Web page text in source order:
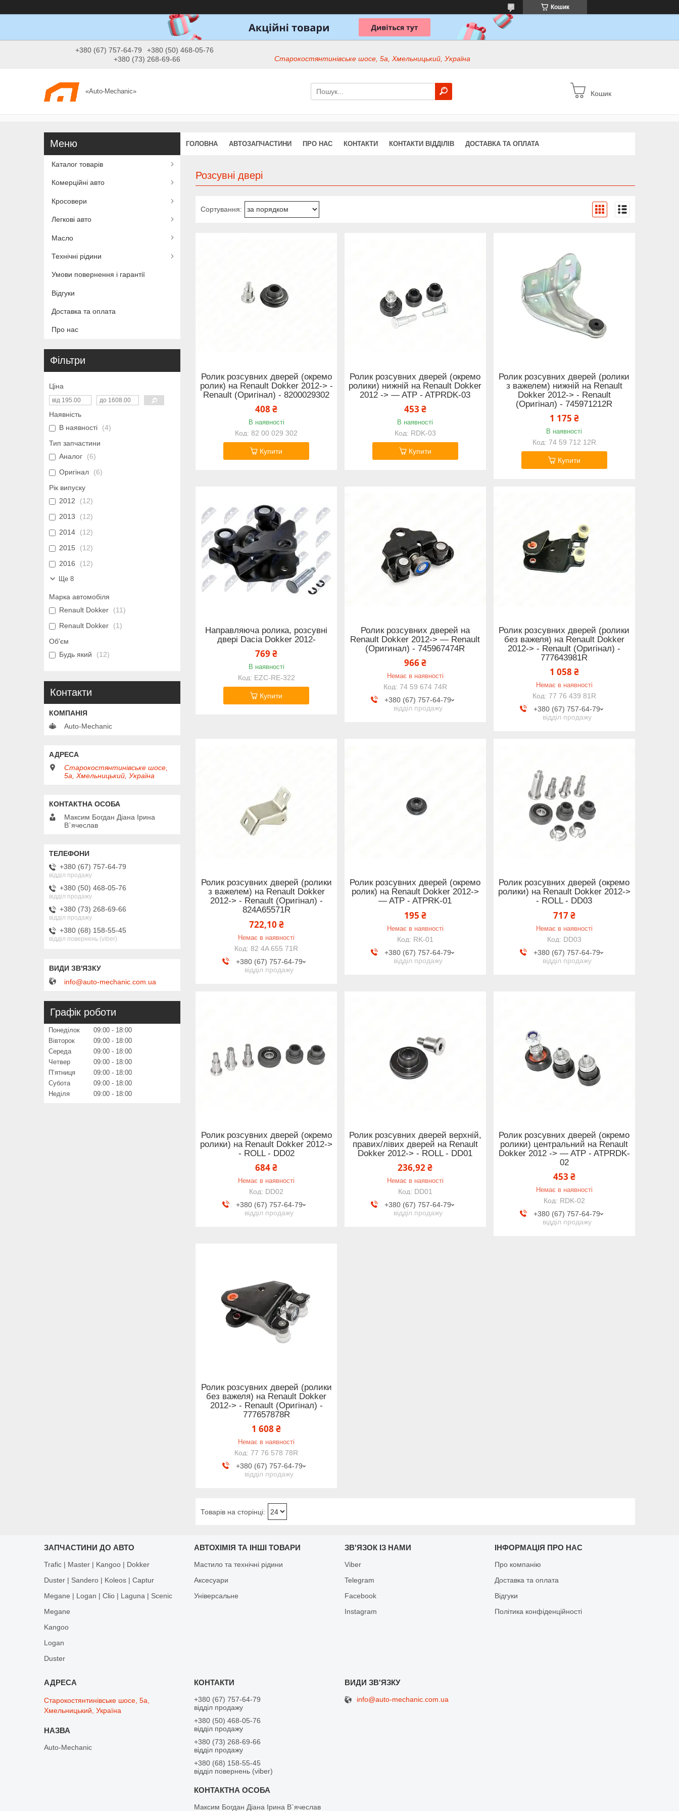
Кошик
+380 (67) 757-64-79
+380 (50) 468-05-76
+380 (73) 268-69-66
Старокостянтинівське шосе, 5а, Хмельницький, Україна
«Auto-Mechanic» Кошик
ГОЛОВНА АВТОЗАПЧАСТИНИ ПРО НАС КОНТАКТИ КОНТАКТИ ВІДДІЛІВ ДОСТАВКА ТА ОПЛАТА
Розсувні двері
Ролик розсувних дверей (окремо
ролик) на Renault Dokker 2012-> -
Renault (Оригінал) - 8200029302
408 ₴
В наявності
82 00 029 302
Купити
Ролик розсувних дверей (окремо
ролики) нижній на Renault Dokker
2012 -> — ATP - ATPRDK-03
453 ₴
В наявності
RDK-03
Купити
Ролик розсувних дверей (ролики
з важелем) нижній на Renault
Dokker 2012-> - Renault
(Оригінал) - 745971212R
1 175 ₴
В наявності
74 59 712 12R
Купити
Направляюча ролика, розсувні
двері Dacia Dokker 2012-
769 ₴
В наявності
EZC-RE-322
Купити
Ролик розсувних дверей на
Renault Dokker 2012-> — Renault
(Оригинал) - 745967474R
966 ₴
Немає в наявності
74 59 674 74R
+380 (67) 757-64-79
відділ продажу
Ролик розсувних дверей (ролики
без важеля) на Renault Dokker
2012-> - Renault (Оригінал) -
777643981R
1 058 ₴
Немає в наявності
77 76 439 81R
+380 (67) 757-64-79
відділ продажу
Ролик розсувних дверей (ролики
з важелем) на Renault Dokker
2012-> - Renault (Оригінал) -
824A65571R
722,10 ₴
Немає в наявності
82 4A 655 71R
+380 (67) 757-64-79
відділ продажу
Ролик розсувних дверей (окремо
ролик) на Renault Dokker 2012->
— ATP - ATPRK-01
195 ₴
Немає в наявності
RK-01
+380 (67) 757-64-79
відділ продажу
Ролик розсувних дверей (окремо
ролики) на Renault Dokker 2012->
- ROLL - DD03
717 ₴
Немає в наявності
DD03
+380 (67) 757-64-79
відділ продажу
Ролик розсувних дверей (окремо
ролики) на Renault Dokker 2012->
- ROLL - DD02
684 ₴
Немає в наявності
DD02
+380 (67) 757-64-79
відділ продажу
Ролик розсувних дверей верхній,
правих/лівих дверей на Renault
Dokker 2012-> - ROLL - DD01
236,92 ₴
Немає в наявності
DD01
+380 (67) 757-64-79
відділ продажу
Ролик розсувних дверей (окремо
ролики) центральний на Renault
Dokker 2012 -> — ATP - ATPRDK-
02
453 ₴
Немає в наявності
RDK-02
+380 (67) 757-64-79
відділ продажу
Ролик розсувних дверей (ролики
без важеля) на Renault Dokker
2012-> - Renault (Оригінал) -
777657878R
1 608 ₴
Немає в наявності
77 76 578 78R
+380 (67) 757-64-79
відділ продажу
Каталог товарів
Комерційні авто
Кросовери
Легкові авто
Масло
Технічні рідини
Умови повернення і гарантії
Відгуки
Доставка та оплата
Про нас
Фільтри
Ціна
Наявність
В наявності
4
Тип запчастини
Аналог
6
Оригінал
6
Рік випуску
2012
12
2013
12
2014
12
2015
12
2016
12
Ще 8
Марка автомобіля
Renault Dokker
11
Renault Dokker
1
Об'єм
Будь який
12
Контакти
Auto-Mechanic
Старокостянтинівське шосе,
5а, Хмельницький, Україна
Максим Богдан Діана Ірина
В`ячеслав
+380 (67) 757-64-79
відділ продажу
+380 (50) 468-05-76
відділ продажу
+380 (73) 268-69-66
відділ продажу
+380 (68) 158-55-45
відділ повернень (viber)
info@auto-mechanic.com.ua
Графік роботи
Понеділок 09:00
18:00
Вівторок
09:00
18:00
Середа
09:00
18:00
Четвер
09:00
18:00
Пʼятниця
09:00
18:00
Субота
09:00
18:00
Неділя
09:00 18:00
ЗАПЧАСТИНИ ДО АВТО
Trafic | Master | Kangoo | Dokker
Duster | Sandero | Koleos | Captur
Megane | Logan | Clio | Laguna | Scenic
Megane
Kangoo
Logan
Duster
АВТОХІМІЯ ТА ІНШІ ТОВАРИ
Мастило та технічні рідини
Аксесуари
Універсальне
ЗВ'ЯЗОК ІЗ НАМИ
Viber
Telegram
Facebook
Іnstagram
ІНФОРМАЦІЯ ПРО НАС
Про компанію
Доставка та оплата
Відгуки
Політика конфіденційності
Старокостянтинівське шосе, 5а,
Хмельницький, Україна
Auto-Mechanic
+380 (67) 757-64-79
відділ продажу
+380 (50) 468-05-76
відділ продажу
+380 (73) 268-69-66
відділ продажу
+380 (68) 158-55-45
відділ повернень (viber)
Максим Богдан Діана Ірина В`ячеслав
info@auto-mechanic.com.ua